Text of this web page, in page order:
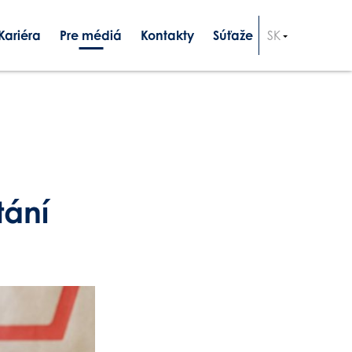
Pre médiá Kontakty Súťaže
CZ
SK